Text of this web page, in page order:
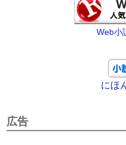
Web小
にほ
広告